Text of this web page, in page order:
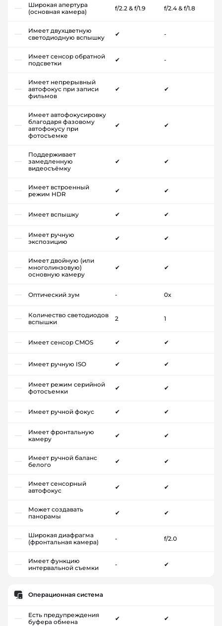
Широкая апертура
(основная камера)
f/2.2 & f/1.9 f/2.4 & f/1.8
Имеет двухцветную
светодиодную вспышку
✔ -
Имеет сенсор обратной
подсветки
✔ -
Имеет непрерывный
автофокус при записи
фильмов
✔ ✔
Имеет автофокусировку
благодаря фазовому
автофокусу при
фотосъемке
✔ ✔
Поддерживает
замедленную
видеосъёмку
✔ ✔
Имеет встроенный
режим HDR
✔ ✔
Имеет вспышку ✔ ✔
Имеет ручную
экспозицию
✔ ✔
Имеет двойную (или
многолинзовую)
основную камеру
✔ ✔
Оптический зум - 0x
Количество светодиодов
вспышки
2 1
Имеет сенсор CMOS ✔ ✔
Имеет ручную ISO ✔ ✔
Имеет режим серийной
фотосъемки
✔ ✔
Имеет ручной фокус ✔ ✔
Имеет фронтальную
камеру
✔ ✔
Имеет ручной баланс
белого
✔ ✔
Имеет сенсорный
автофокус
✔ ✔
Может создавать
панорамы
✔ ✔
Широкая диафрагма
(фронтальная камера)
- f/2.0
Имеет функцию
интервальной съемки
- ✔
Операционная система
Есть предупреждения
буфера обмена
✔ ✔